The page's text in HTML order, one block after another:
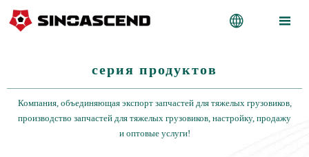
 
серия продуктов
Компания, объединяющая экспорт запчастей для тяжелых грузовиков,
производство запчастей для тяжелых грузовиков, настройку, продажу
и оптовые услуги!